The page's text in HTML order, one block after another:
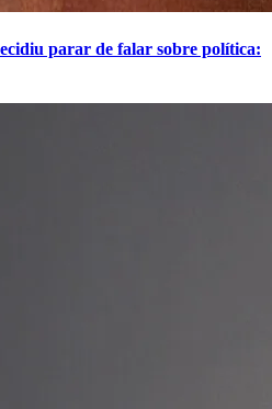
parar de falar sobre política: